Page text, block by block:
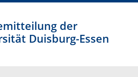
der
Duisburg-Essen